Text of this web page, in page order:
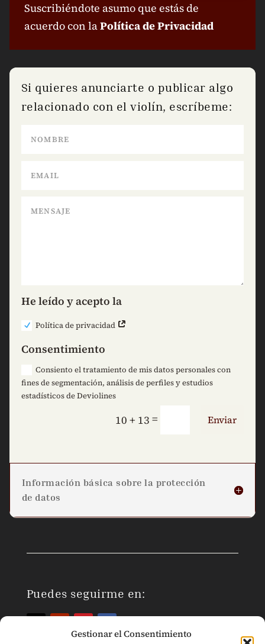
Gestionar el Consentimiento
Suscribiéndote asumo que estás de
acuerdo con laPolítica de Privacidad
Si quieres anunciarte o publicar algo
relacionado con el violín, escríbeme:
He leído y acepto la
Política de privacidad
Consentimiento
Consiento el tratamiento de mis datos personales con
fines de segmentación, análisis de perfiles y estudios
estadísticos de Deviolines
10 + 13 = Enviar
Información básica sobre la protección
de datos
Puedes seguirme en: